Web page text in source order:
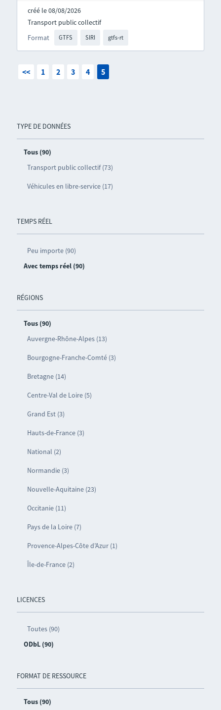
TYPE DE DONNÉES
Tous (90)
Transport public collectif (73)
Véhicules en libre-service (17)
TEMPS RÉEL
Peu importe (90)
Avec temps réel (90)
RÉGIONS
Tous (90)
Auvergne-Rhône-Alpes (13)
Bourgogne-Franche-Comté (3)
Bretagne (14)
Centre-Val de Loire (5)
Grand Est (3)
Hauts-de-France (3)
National (2)
Normandie (3)
Nouvelle-Aquitaine (23)
Occitanie (11)
Pays de la Loire (7)
Provence-Alpes-Côte d’Azur (1)
Île-de-France (2)
LICENCES
Toutes (90)
ODbL (90)
FORMAT DE RESSOURCE
Tous (90)
créé le 08/08/2026
Format GTFS SIRI gtfs-rt
Transport public collectif
<< 1 2 3 4 5